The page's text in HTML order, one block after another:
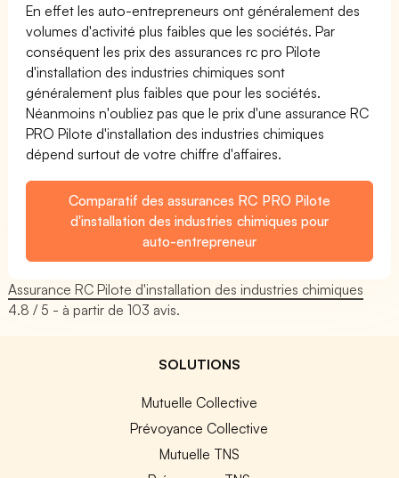
En effet les auto-entrepreneurs ont généralement des
volumes d'activité plus faibles que les sociétés. Par
conséquent les prix des assurances rc pro Pilote
d'installation des industries chimiques sont
généralement plus faibles que pour les sociétés.
Néanmoins n'oubliez pas que le prix d'une assurance RC
PRO Pilote d'installation des industries chimiques
dépend surtout de votre chiffre d'affaires.
Comparatif des assurances RC PRO Pilote
d'installation des industries chimiques pour
auto-entrepreneur
Assurance RC Pilote d'installation des industries chimiques
4.8 / 5 - à partir de103 avis.
SOLUTIONS
Mutuelle Collective
Prévoyance Collective
Mutuelle TNS